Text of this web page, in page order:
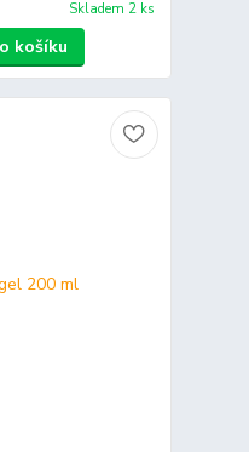
Skladem 2 ks
košíku